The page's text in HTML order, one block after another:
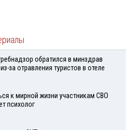
обратился в минздрав
за отравления туристов в отеле
к мирной жизни участникам СВО
психолог